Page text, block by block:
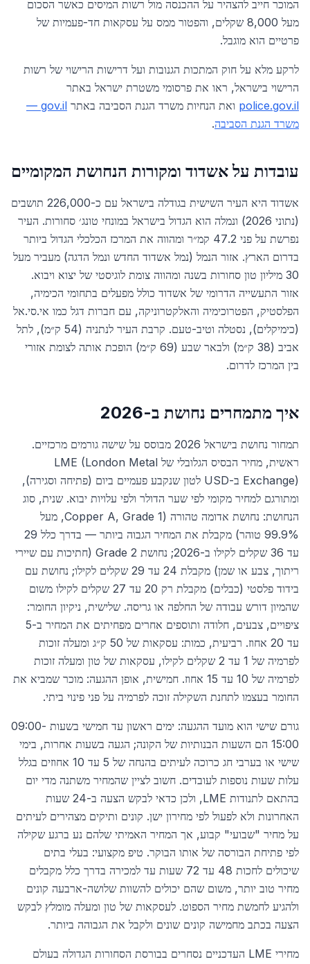
המוכר חייב להצהיר על ההכנסה מול רשות המיסים כאשר הסכום
מעל 8,000 שקלים, והפטור ממס על עסקאות חד-פעמיות של
פרטיים הוא מוגבל.
לרקע מלא על חוק המתכות הגנובות ועל דרישות הרישוי של רשות
הרישוי בישראל, ראו את פרסומי משטרת ישראל באתר
police.gov.il ואת הנחיות משרד הגנת הסביבה באתר
gov.il —
משרד הגנת הסביבה.
עובדות עלאשדוד ומקורות הנחושת המקומיים
אשדוד היא העיר השישית בגודלה בישראל עם כ-226,000 תושבים
(נתוני 2026) ונמלה הוא הגדול בישראל במונחי טונג׳ סחורות. העיר
נפרשת על פני 47.2 קמ״ר ומהווה את המרכז הכלכלי הגדול ביותר
בדרום הארץ. אזור הנמל (נמל אשדוד החדש ונמל הדגה) מעביר מעל
30 מיליון טון סחורות בשנה ומהווה צומת לוגיסטי של יצוא ויבוא.
אזור התעשייה הדרומי של אשדוד כולל מפעלים בתחומי הכימיה,
הפלסטיק, הפטרוכימיה והאלקטרוניקה, עם חברות דגל כמו אי.סי.אל
(כימיקלים), נסטלה וטיב-טעם. קרבת העיר לנתניה (54 ק״מ), לתל
אביב (38 ק״מ) ולבאר שבע (69 ק״מ) הופכת אותה לצומת אזורי
בין המרכז לדרום.
איך מתמחרים נחושת ב-2026
תמחור נחושת בישראל 2026 מבוסס על שישה גורמים מרכזיים.
ראשית, מחיר הבסיס הגלובלי של LME (London Metal
Exchange) ב-USD לטון שנקבע פעמיים ביום (פתיחה וסגירה),
ומתורגם למחיר מקומי לפי שער הדולר ולפי עלויות יבוא. שנית, סוג
הנחושת: נחושת אדומה טהורה (Copper A, Grade 1, מעל
99.9% טוהר) מקבלת את המחיר הגבוה ביותר — בדרך כלל 29
עד 36 שקלים לקילו ב-2026; נחושת Grade 2 (חתיכות עם שיירי
ריתוך, צבע או שמן) מקבלת 24 עד 29 שקלים לקילו; נחושת עם
בידוד פלסטי (כבלים) מקבלת רק 20 עד 27 שקלים לקילו משום
שהמיון דורש עבודה של החלפה או גריסה. שלישית, ניקיון החומר:
ציפויים, צבעים, חלודה ותוספים אחרים מפחיתים את המחיר ב-5
עד 20 אחוז. רביעית, כמות: עסקאות של 50 ק״ג ומעלה זוכות
לפרמיה של 1 עד 2 שקלים לקילו, עסקאות של טון ומעלה זוכות
לפרמיה של 10 עד 15 אחוז. חמישית, אופן ההגעה: מוכר שמביא את
החומר בעצמו לתחנת השקילה זוכה לפרמיה על פני פינוי ביתי.
גורם שישי הוא מועד ההגעה: ימים ראשון עד חמישי בשעות 09:00-
15:00 הם השעות הבנותיות של הקונה; הגעה בשעות אחרות, בימי
שישי או בערבי חג כרוכה לעיתים בהנחה של 5 עד 10 אחוזים בגלל
עלות שעות נוספות לעובדים. חשוב לציין שהמחיר משתנה מדי יום
בהתאם לתנודות LME, ולכן כדאי לבקש הצעה ב-24 שעות
האחרונות ולא לפעול לפי מחירון ישן. קונים ותיקים מצהירים לעיתים
על מחיר "שבועי" קבוע, אך המחיר האמיתי שלהם נע ברגע שקילה
לפי פתיחת הבורסה של אותו הבוקר. טיפ מקצועי: בעלי בתים
שיכולים לחכות 48 עד 72 שעות עד למכירה בדרך כלל מקבלים
מחיר טוב יותר, משום שהם יכולים להשוות שלושה-ארבעה קונים
ולהגיע לחמשת מחיר הספוט. לעסקאות של טון ומעלה מומלץ לבקש
הצעה בכתב מחמישה קונים שונים ולקבל את הגבוהה ביותר.
מחירי LME העדכניים נסחרים בבורסת הסחורות הגדולה בעולם